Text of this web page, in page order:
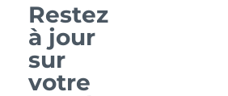
Restez
à jour
sur
votre